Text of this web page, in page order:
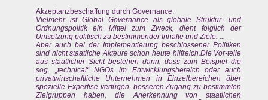
Akzeptanzbeschaffung durch Governance:
Vielmehr ist Global Governance als globale Struktur- und
Ordnungspolitik ein Mittel zum Zweck, dient folglich der
Umsetzung politisch zu bestimmender Inhalte und Ziele. ...
Aber auch bei der Implementierung beschlossener Politiken
sind nicht staatliche Akteure schon heute hilfreich.Die Vor-teile
aus staatlicher Sicht bestehen darin, dass zum Beispiel die
sog. „technical“ NGOs im Entwicklungsbereich oder auch
privatwirtschaftliche Unternehmen in Einzelbereichen über
spezielle Expertise verfügen, besseren Zugang zu bestimmten
Zielgruppen haben, die Anerkennung von staatlichen